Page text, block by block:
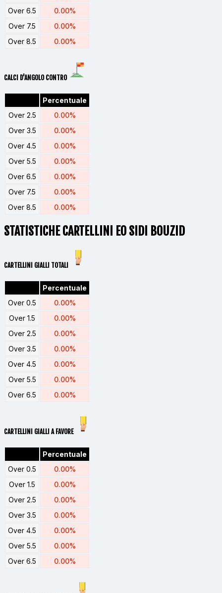
Over 6.5
0.00%
Over 7.5
0.00%
Over 8.5
0.00%
CALCI D'ANGOLO CONTRO
Percentuale
Over 2.5
0.00%
Over 3.5
0.00%
Over 4.5
0.00%
Over 5.5
0.00%
Over 6.5
0.00%
Over 7.5
0.00%
Over 8.5
0.00%
STATISTICHE CARTELLINI EO SIDI BOUZID
CARTELLINI GIALLI TOTALI
Percentuale
Over 0.5
0.00%
Over 1.5
0.00%
Over 2.5
0.00%
Over 3.5
0.00%
Over 4.5
0.00%
Over 5.5
0.00%
Over 6.5
0.00%
CARTELLINI GIALLI A FAVORE
Percentuale
Over 0.5
0.00%
Over 1.5
0.00%
Over 2.5
0.00%
Over 3.5
0.00%
Over 4.5
0.00%
Over 5.5
0.00%
Over 6.5
0.00%